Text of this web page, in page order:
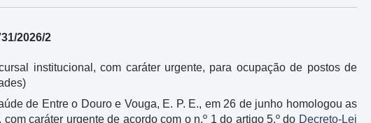
2026/2
institucional, com caráter urgente, para ocupação de postos de
de Entre o Douro e Vouga, E. P. E., em 26 de junho homologou as
caráter urgente de acordo com o n.º 1 do artigo 5.º do Decreto-Lei